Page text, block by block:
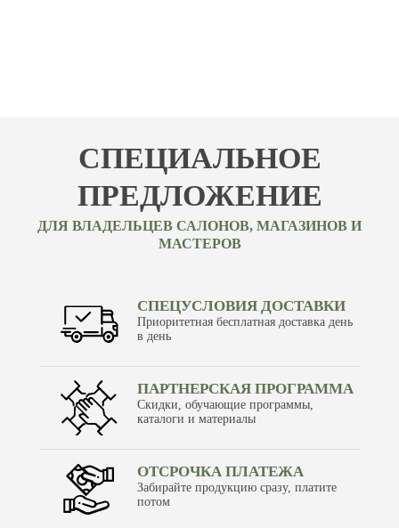
СПЕЦИАЛЬНОЕ
ПРЕДЛОЖЕНИЕ
ДЛЯ ВЛАДЕЛЬЦЕВ САЛОНОВ, МАГАЗИНОВ И
МАСТЕРОВ
СПЕЦУСЛОВИЯ ДОСТАВКИ
Приоритетная бесплатная доставка день
в день
ПАРТНЕРСКАЯ ПРОГРАММА
Скидки, обучающие программы,
каталоги и материалы
ОТСРОЧКА ПЛАТЕЖА
Забирайте продукцию сразу, платите
потом